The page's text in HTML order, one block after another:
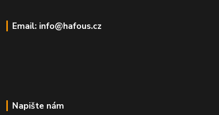
Email: info@hafous.cz
Napište nám